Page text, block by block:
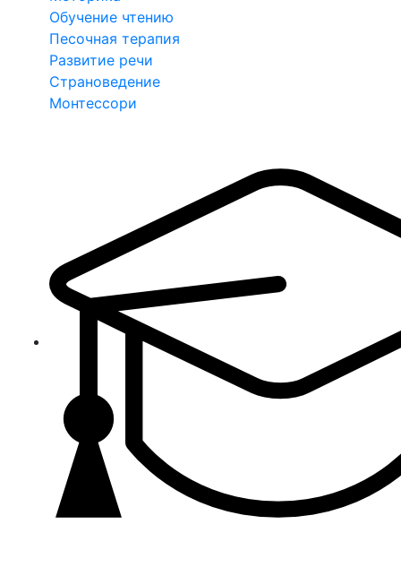
Обучение чтению
Песочная терапия
Развитие речи
Страноведение
Монтессори